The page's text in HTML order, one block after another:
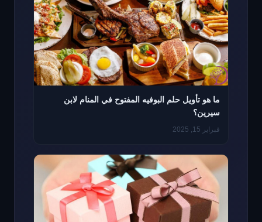
ما هو تأويل حلم البوفيه المفتوح في المنام لابن
سيرين؟
فبراير 15, 2025